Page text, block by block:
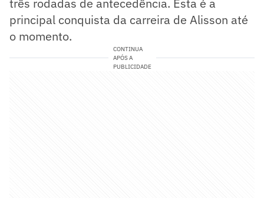
principal conquista da carreira de Alisson até
o momento.
CONTINUA
APÓS A
PUBLICIDADE